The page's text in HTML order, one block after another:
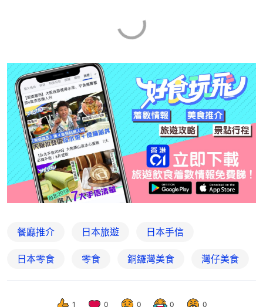
餐廳推介 日本旅遊 日本手信
日本零食 零食 銅鑼灣美食 灣仔美食
1 0 0 0 0